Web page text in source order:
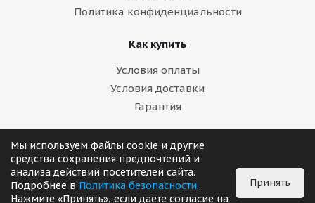
Политика конфиденциальности
Как купить
Условия оплаты
Условия доставки
Гарантия
+7 (985) 503-15-88
Мы используем файлы cookie и другие
средства сохранения предпочтений и
анализа действий посетителей сайта.
Подробнее в Политика безопасности.
Нажмите «Принять», если даете согласие на
Принять